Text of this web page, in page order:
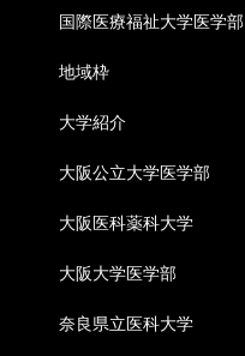
国際医療福祉大学医学部
地域枠
大学紹介
大阪公立大学医学部
大阪医科薬科大学
大阪大学医学部
奈良県立医科大学